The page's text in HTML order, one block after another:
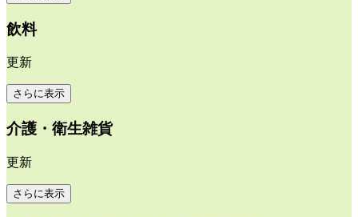
飲料
更新
さらに表示
介護・衛生雑貨
更新
さらに表示